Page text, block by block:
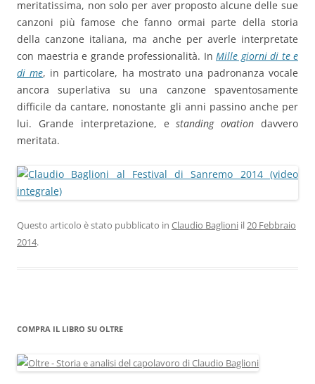
meritatissima, non solo per aver proposto alcune delle sue
canzoni più famose che fanno ormai parte della storia
della canzone italiana, ma anche per averle interpretate
con maestria e grande professionalità. In Mille giorni di te e
di me, in particolare, ha mostrato una padronanza vocale
ancora superlativa su una canzone spaventosamente
difficile da cantare, nonostante gli anni passino anche per
lui. Grande interpretazione, estanding ovation davvero
meritata.
Questo articolo è stato pubblicato in Claudio Baglioni il20 Febbraio
2014.
COMPRA IL LIBRO SU OLTRE